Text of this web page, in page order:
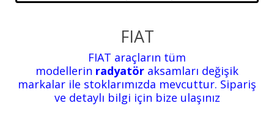
FIAT
FIAT araçların tüm
modellerin radyatör aksamları değişik
markalar ile stoklarımızda mevcuttur. Sipariş
ve detaylı bilgi için bize ulaşınız